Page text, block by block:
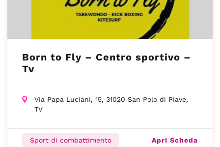
Born to Fly – Centro sportivo –
Tv
Via Papa Luciani, 15, 31020 San Polo di Piave,
TV
Sport di combattimento Apri Scheda